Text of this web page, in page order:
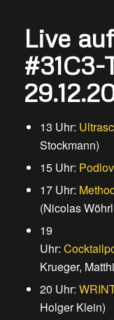
Live
13 Uhr:
Stockmann)
15 Uhr:
17 Uhr:
(Nicolas
19
Uhr:
Krueger,
20 Uhr:
Holger Klein)